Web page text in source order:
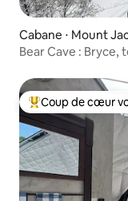
Cabane ⋅ Mount
Bear Cave : Bryce,
Coups de cœur
Coup de cœur